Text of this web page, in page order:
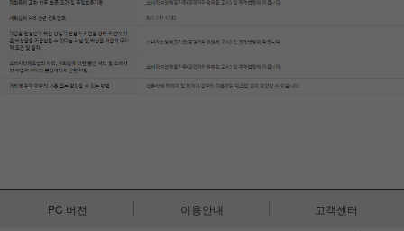
PC 버전 이용안내 고객센터